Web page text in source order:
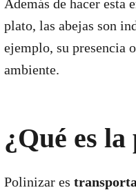
Además de hacer
plato, las abejas son
ejemplo, su presencia
ambiente.
¿Qué es
Polinizar es